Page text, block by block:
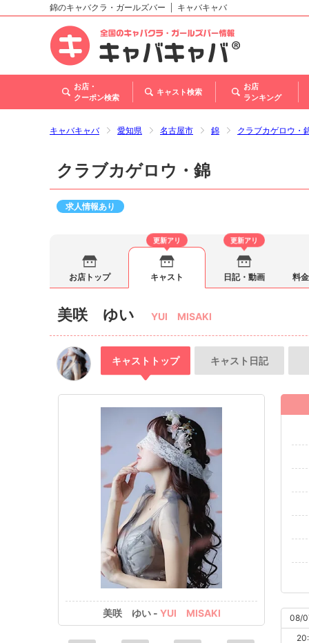
北海道
東北
甲信越・北陸
関西
錦のキャバクラ・ガールズバー キャバキャバ
お店・
クーポン検索
キャスト検索
お店
ランキング
キャバキャバ 愛知県 名古屋市 錦 クラブカゲロウ・
クラブカゲロウ・錦
求人情報あり
お店トップ
更新アリ
キャスト
更新アリ
日記・動画 料
美咲 ゆい YUI MISAKI
キャスト トップ キャスト 日記
美咲 ゆい - YUI MISAKI 08/